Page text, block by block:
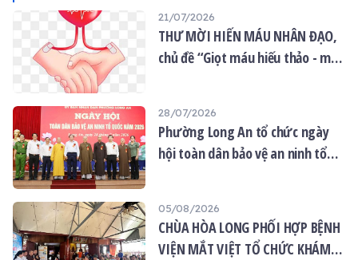
21/07/2026
THƯ MỜI HIẾN MÁU NHÂN ĐẠO,
chủ đề “Giọt máu hiếu thảo - mùa
28/07/2026
Phường Long An tổ chức ngày
hội toàn dân bảo vệ an ninh tổ
05/08/2026
CHÙA HÒA LONG PHỐI HỢP BỆNH
VIỆN MẮT VIỆT TỔ CHỨC KHÁM